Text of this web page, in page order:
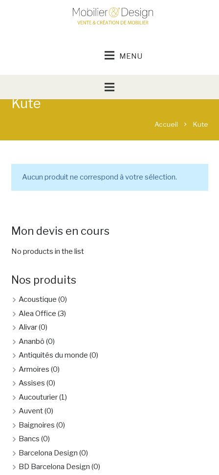
Kute
Accueil chevron_right Kute
Aucun produit ne correspond à votre sélection.
Mon devis en cours
No products in the list
Nos produits
Acoustique (0)
Alea Office (3)
Alivar(0)
Ananbô (0)
Antiquités du monde (0)
Armoires (0)
Assises (0)
Aucouturier(1)
Auvent(0)
Baignoires (0)
Bancs (0)
Barcelona Design (0)
BD Barcelona Design (0)